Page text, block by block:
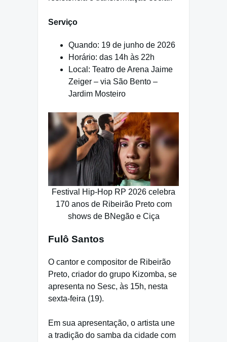
Serviço
Quando: 19 de junho de 2026
Horário: das 14h às 22h
Local: Teatro de Arena Jaime
Zeiger – via São Bento –
Jardim Mosteiro
Festival Hip-Hop RP 2026 celebra
170 anos de Ribeirão Preto com
shows de BNegão e Ciça
Fulô Santos
O cantor e compositor de Ribeirão
Preto, criador do grupo Kizomba, se
apresenta no Sesc, às 15h, nesta
sexta-feira (19).
Em sua apresentação, o artista une
a tradição do samba da cidade com